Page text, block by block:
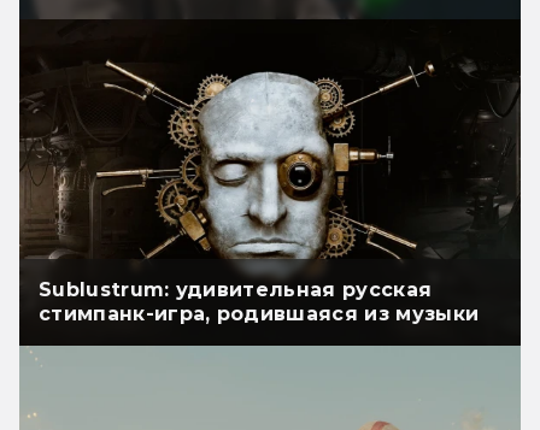
Sublustrum: удивительная русская
стимпанк-игра, родившаяся из музыки